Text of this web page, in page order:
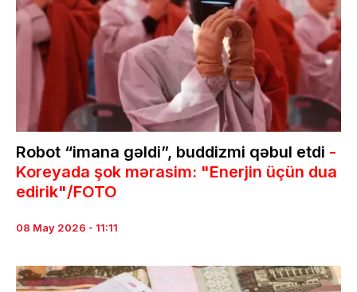
Robot “imana gəldi”, buddizmi qəbul etdi -
Koreyada şok mərasim: "Enerjin üçün dua
edirik"/FOTO
08 May 2026 - 11:11